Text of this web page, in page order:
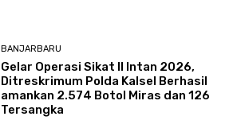
BANJARBARU
Gelar Operasi Sikat II Intan 2026,
Ditreskrimum Polda Kalsel Berhasil
amankan 2.574 Botol Miras dan 126
Tersangka